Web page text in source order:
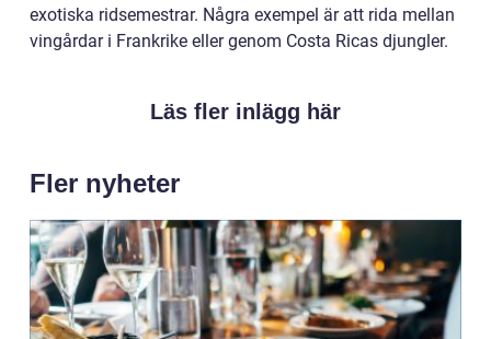
exotiska ridsemestrar. Några exempel är att rida mellan
vingårdar i Frankrike eller genom Costa Ricas djungler.
Läs fler inlägg här
Fler nyheter